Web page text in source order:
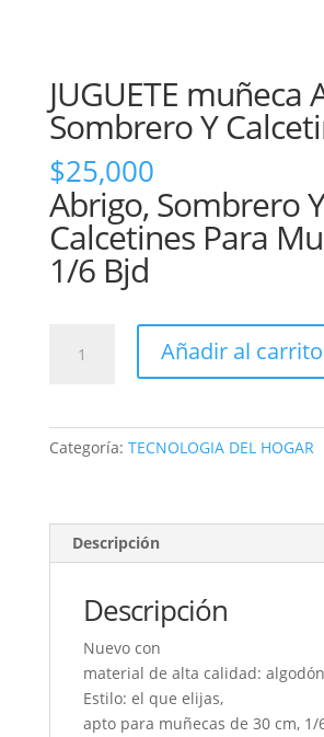
JUGUETE muñeca
Sombrero Y
$25,000
Abrigo, Sombrero Y
Calcetines Para
1/6 Bjd
muñeca
Calcetines
Añadir al carrito
Categoría: TECNOLOGIA DEL HOGAR
Descripción
Descripción
Nuevo con
material de alta calidad:
Estilo: el que elijas,
apto para muñecas de 30 cm, 1/